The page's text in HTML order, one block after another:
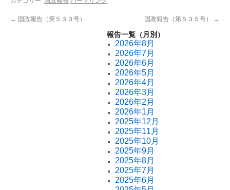
← 国政報告（第５３３号） 国政報告（第５３５号） →
報告一覧（月別）
2026年8月
2026年7月
2026年6月
2026年5月
2026年4月
2026年3月
2026年2月
2026年1月
2025年12月
2025年11月
2025年10月
2025年9月
2025年8月
2025年7月
2025年6月